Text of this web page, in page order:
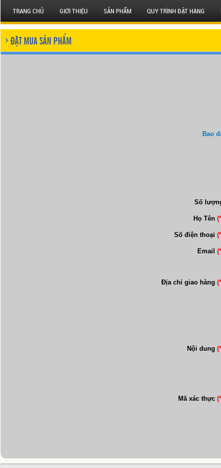
TRANG CHỦ GIỚI THIỆU SẢN PHẨM QUY TRÌNH ĐẶT HÀNG
ĐẶT MUA SẢN PHẨM
Bao
Số
Họ Tên
Số điện thoại
Email
Địa chỉ giao hàng
Nội dung
Mã xác thực